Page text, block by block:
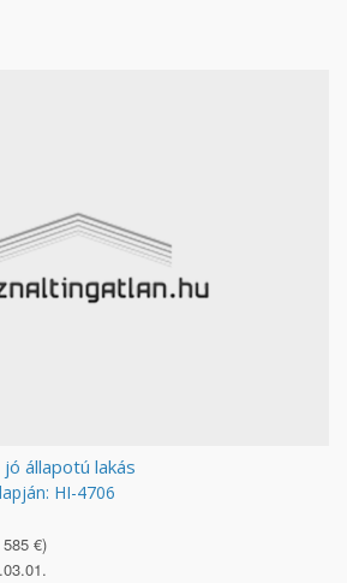
állapotú lakás
HI-4706
585 €)